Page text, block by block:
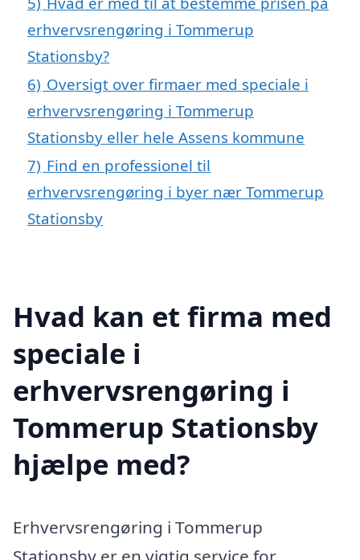
erhvervsrengøring i Tommerup
Stationsby?
6) Oversigt over firmaer med speciale i
erhvervsrengøring i Tommerup
Stationsby eller hele Assens kommune
7) Find en professionel til
erhvervsrengøring i byer nær Tommerup
Stationsby
Hvad kan et firma med
speciale i
erhvervsrengøring i
Tommerup Stationsby
hjælpe med?
Erhvervsrengøring i Tommerup